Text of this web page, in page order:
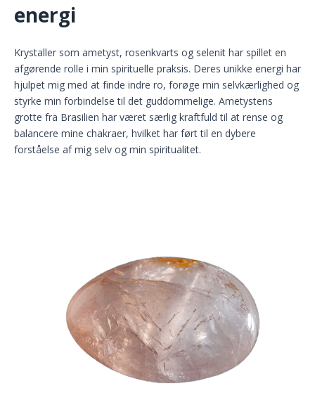
energi
Krystaller som ametyst, rosenkvarts og selenit har spillet en
afgørende rolle i min spirituelle praksis. Deres unikke energi har
hjulpet mig med at finde indre ro, forøge min selvkærlighed og
styrke min forbindelse til det guddommelige. Ametystens
grotte fra Brasilien har været særlig kraftfuld til at rense og
balancere mine chakraer, hvilket har ført til en dybere
forståelse af mig selv og min spiritualitet.